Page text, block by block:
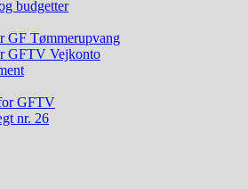
budgetter
GF Tømmerupvang
GFTV Vejkonto
GFTV
nr. 26